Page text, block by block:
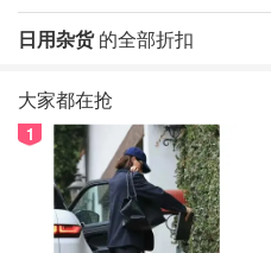
日用杂货的全部折扣
大家都在抢
1